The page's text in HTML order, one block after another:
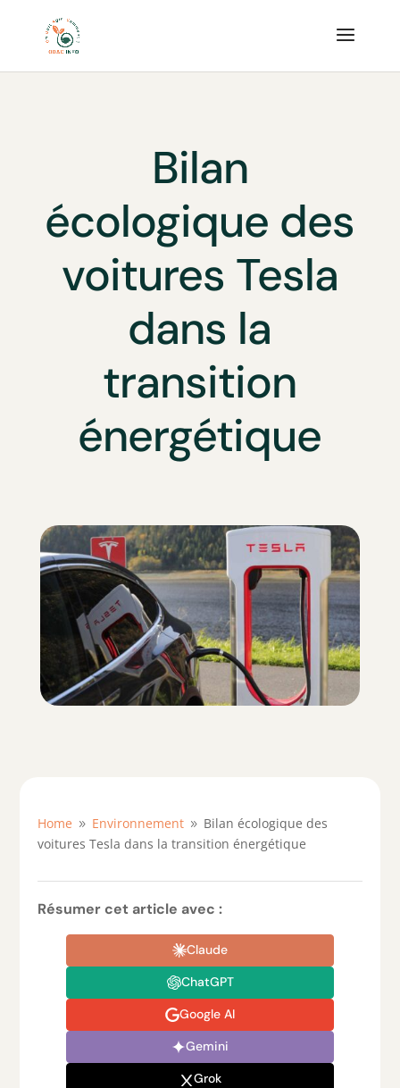
Bilan
écologique des
voitures Tesla
dans la
transition
énergétique
Home 9 Environnement 9 Bilan écologique des
voitures Tesla dans la transition énergétique
Résumer cet article avec :
Claude
ChatGPT
Google AI
Gemini
Grok